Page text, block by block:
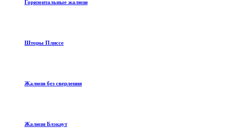
Горизонтальные жалюзи
Шторы Плиссе
Жалюзи без сверления
Жалюзи Блэкаут